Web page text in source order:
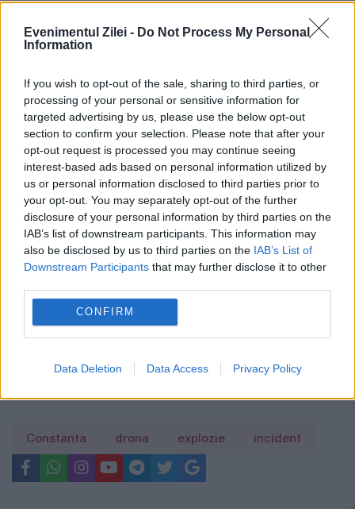
Evenimentul Zilei - Do Not Process My Personal
Information
If you wish to opt-out of the sale, sharing to third parties, or
processing of your personal or sensitive information for
targeted advertising by us, please use the below opt-out
section to confirm your selection. Please note that after your
opt-out request is processed you may continue seeing
interest-based ads based on personal information utilized by
us or personal information disclosed to third parties prior to
your opt-out. You may separately opt-out of the further
disclosure of your personal information by third parties on the
IAB’s list of downstream participants. This information may
also be disclosed by us to third parties on the IAB’s List of
Downstream Participants that may further disclose it to other
CONFIRM
Data Deletion Data Access Privacy Policy
ANM schimbă prognoza: furtuni
puternice după caniculă. Harta
avertizărilor pentru următoarele trei zile
Prețurile carburanților joi, 6 august
2026. Lista stațiilor cu cele mai mici
Constanta drona explozie incident